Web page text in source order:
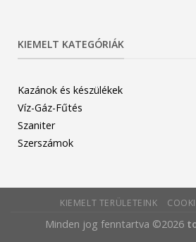
KIEMELT KATEGÓRIÁK
Kazánok és készülékek
Víz-Gáz-Fűtés
Szaniter
Szerszámok
KIEMELT TERÜLETEINK
Minden jog fenntartva ©2026